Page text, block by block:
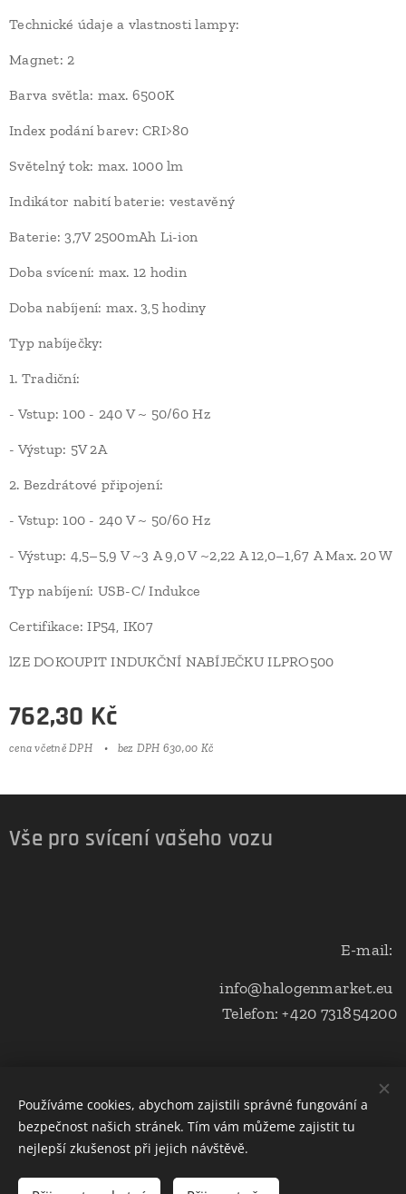
Technické údaje a vlastnosti lampy:
Magnet: 2
Barva světla: max. 6500K
Index podání barev: CRI>80
Světelný tok: max. 1000 lm
Indikátor nabití baterie: vestavěný
Baterie: 3,7V 2500mAh Li-ion
Doba svícení: max. 12 hodin
Doba nabíjení: max. 3,5 hodiny
Typ nabíječky:
1. Tradiční:
- Vstup: 100 - 240 V ~ 50/60 Hz
- Výstup: 5V 2A
2. Bezdrátové připojení:
- Vstup: 100 - 240 V ~ 50/60 Hz
- Výstup: 4,5–5,9 V ~3 A 9,0 V ~2,22 A 12,0–1,67 A Max. 20 W
Typ nabíjení: USB-C/ Indukce
Certifikace: IP54, IK07
lZE DOKOUPIT INDUKČNÍ NABÍJEČKU ILPRO500
762,30 Kč
cena včetně DPH bez DPH 630,00 Kč
Vše pro svícení vašeho vozu
E-mail:
info@halogenmarket.eu
Telefon: +420 731854200
Obchodní podmínky a ochrana soukromí
Cookies
Používáme cookies, abychom zajistili správné fungování a
bezpečnost našich stránek. Tím vám můžeme zajistit tu
nejlepší zkušenost při jejich návštěvě.